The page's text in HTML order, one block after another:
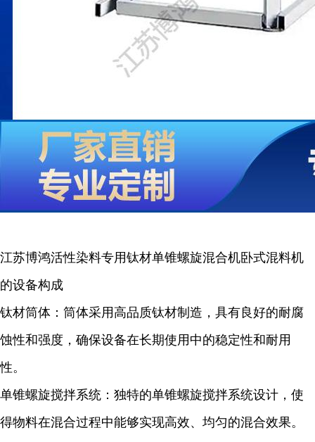
江苏博鸿活性染料专用钛材单锥螺旋混合机卧式混料机
的设备构成
钛材筒体：筒体采用高品质钛材制造，具有良好的耐腐
蚀性和强度，确保设备在长期使用中的稳定性和耐用
性。
单锥螺旋搅拌系统：独特的单锥螺旋搅拌系统设计，使
得物料在混合过程中能够实现高效、均匀的混合效果。